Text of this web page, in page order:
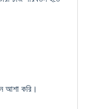
আশা করি।